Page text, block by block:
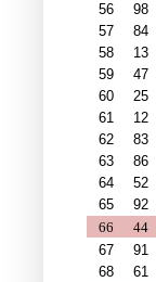
56
98
57
84
58
13
59
47
60
25
61
12
62
83
63
86
64
52
65
92
66
44
67
91
68
61